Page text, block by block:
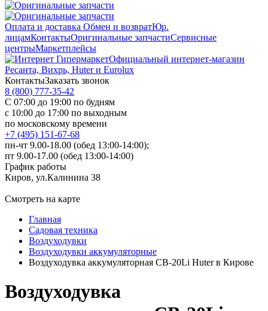
Оплата и доставка Обмен и возвратЮр.
лицамКонтактыОригинальные запчастиСервисные
центрыМаркетплейсы
Официальный интернет-магазин
Ресанта, Вихрь, Huter и Eurolux
КонтактыЗаказать звонок
8 (800) 777-35-42
С 07:00 до 19:00 по будням
с 10:00 до 17:00 по выходным
по московскому времени
+7 (495) 151-67-68
пн-чт 9.00-18.00 (обед 13:00-14:00);
пт 9.00-17.00 (обед 13:00-14:00)
График работы
Киров, ул.Калинина 38
Смотреть на карте
Главная
Садовая техника
Воздуходувки
Воздуходувки аккумуляторные
Воздуходувка аккумуляторная CB-20Li Huter в Кирове
Воздуходувка